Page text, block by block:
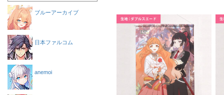
ブルーアーカイブ
日本ファルコム
anemoi